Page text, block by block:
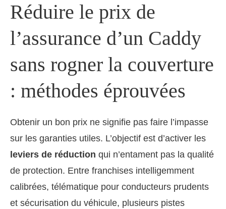
Réduire le prix de
l’assurance d’un Caddy
sans rogner la couverture
: méthodes éprouvées
Obtenir un bon prix ne signifie pas faire l’impasse
sur les garanties utiles. L’objectif est d’activer les
leviers de réduction qui n’entament pas la qualité
de protection. Entre franchises intelligemment
calibrées, télématique pour conducteurs prudents
et sécurisation du véhicule, plusieurs pistes